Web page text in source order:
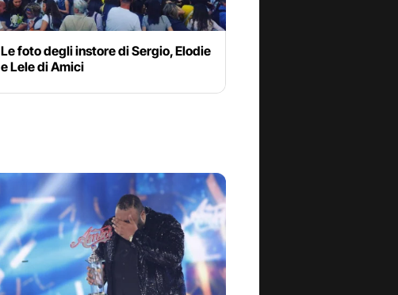
Le foto degli instore di Sergio, Elodie
e Lele di Amici